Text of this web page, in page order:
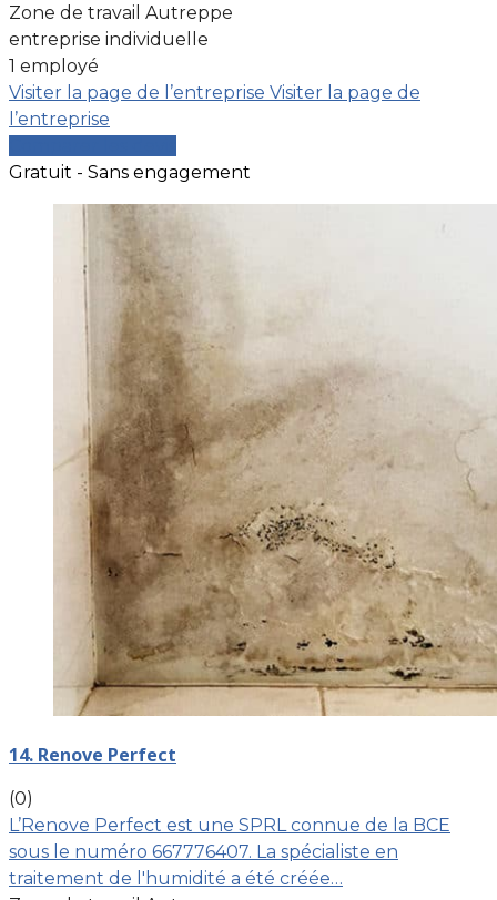
Zone de travail Autreppe
entreprise individuelle
1 employé
Visiter la page de l’entreprise Visiter la page de
l’entreprise
Gratuit - Sans engagement
14. Renove Perfect
(0)
L’Renove Perfect est une SPRL connue de la BCE
sous le numéro 667776407. La spécialiste en
traitement de l'humidité a été créée…